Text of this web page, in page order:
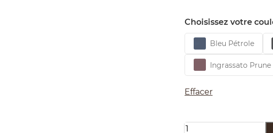
Choisissez votre
Bleu Pétrole
Ingrassato Prune
Effacer
quantité